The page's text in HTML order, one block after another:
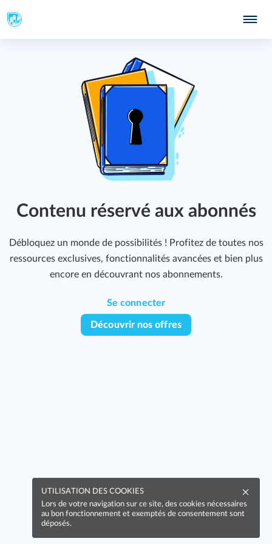
Contenu réservé aux abonnés
Débloquez un monde de possibilités ! Profitez de toutes nos
ressources exclusives, fonctionnalités avancées et bien plus
encore en découvrant nos abonnements.
Se connecter
Découvrir nos offres
UTILISATION DES COOKIES
Lors de votre navigation sur ce site, des cookies nécessaires
au bon fonctionnement et exemptés de consentement sont
déposés.